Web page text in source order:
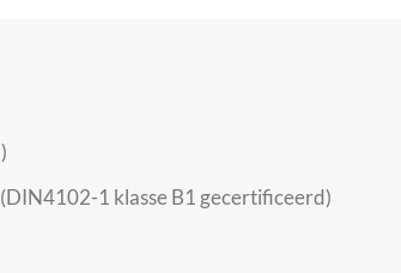
1 klasse B1 gecertificeerd)